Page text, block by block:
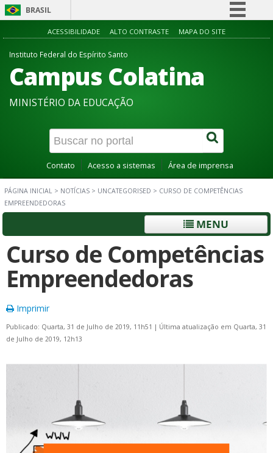
BRASIL
Simplifique!
Acesso à informação
Canais
ACESSIBILIDADE ALTO CONTRASTE MAPA DO SITE
Instituto Federal do Espírito Santo
Campus Colatina
MINISTÉRIO DA EDUCAÇÃO
Contato Acesso a sistemas Área de imprensa
PÁGINA INICIAL > NOTÍCIAS > UNCATEGORISED > CURSO DE COMPETÊNCIAS
EMPREENDEDORAS
MENU
Curso de Competências
Empreendedoras
Imprimir
Publicado: Quarta, 31 de Julho de 2019, 11h51 | Última atualização em Quarta, 31
de Julho de 2019, 12h13